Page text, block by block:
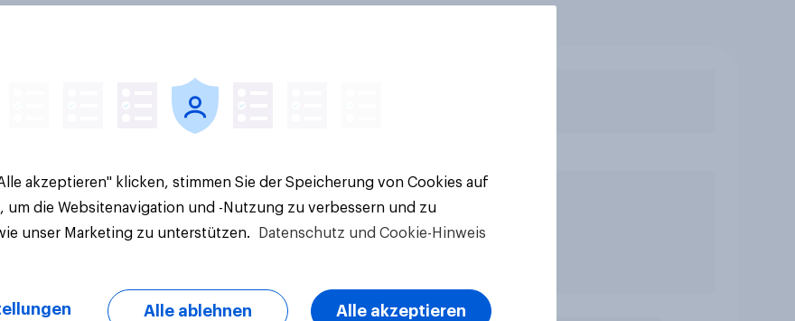
akzeptieren" klicken, stimmen Sie der Speicherung von Cookies auf
um die Websitenavigation und -Nutzung zu verbessern und zu
unser Marketing zu unterstützen.
Datenschutz und Cookie-Hinweis
Alle ablehnen Alle akzeptieren